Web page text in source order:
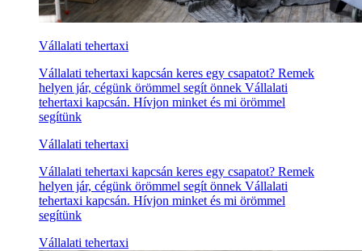
Vállalati tehertaxi
Vállalati tehertaxi kapcsán keres egy csapatot? Remek
helyen jár, cégünk örömmel segít önnek Vállalati
tehertaxi kapcsán. Hívjon minket és mi örömmel
segítünk
Vállalati tehertaxi
Vállalati tehertaxi kapcsán keres egy csapatot? Remek
helyen jár, cégünk örömmel segít önnek Vállalati
tehertaxi kapcsán. Hívjon minket és mi örömmel
segítünk
Vállalati tehertaxi